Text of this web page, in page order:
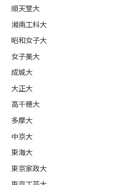
順天堂大
湘南工科大
昭和女子大
女子美大
成城大
大正大
高千穂大
多摩大
中京大
東海大
東京家政大